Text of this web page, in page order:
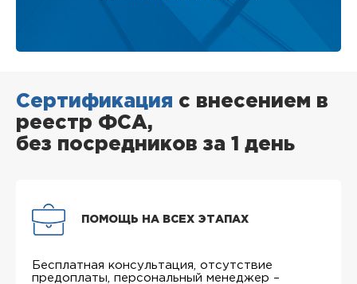
Сертификация с внесением в
реестр ФСА,
без посредников за 1 день
ПОМОЩЬ НА ВСЕХ ЭТАПАХ
Бесплатная консультация, отсутствие
предоплаты, персональный менеджер –